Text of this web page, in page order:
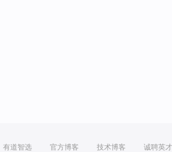
有道智选 官方博客 技术博客 诚聘英才